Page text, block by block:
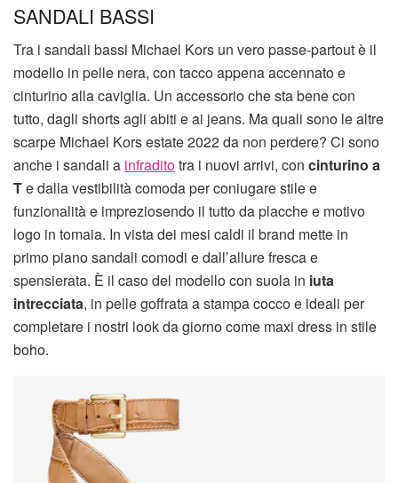
SANDALI BASSI
Tra i sandali bassi Michael Kors un vero passe-partout è il
modello in pelle nera, con tacco appena accennato e
cinturino alla caviglia. Un accessorio che sta bene con
tutto, dagli shorts agli abiti e ai jeans. Ma quali sono le altre
scarpe Michael Kors estate 2022 da non perdere? Ci sono
anche i sandali a infraditotra i nuovi arrivi, con cinturino a
Te dalla vestibilità comoda per coniugare stile e
funzionalità e impreziosendo il tutto da placche e motivo
logo in tomaia. In vista dei mesi caldi il brand mette in
primo piano sandali comodi e dall’allure fresca e
spensierata. È il caso del modello con suola in iuta
intrecciata, in pelle goffrata a stampa cocco e ideali per
completare i nostri look da giorno come maxi dress in stile
boho.